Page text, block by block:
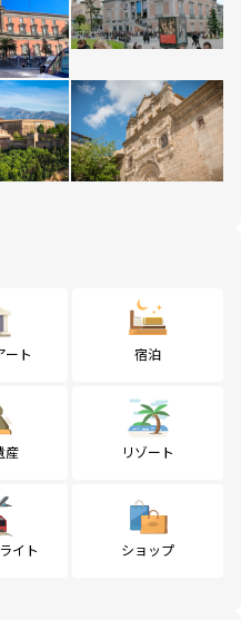
ート 宿泊
産 リゾート
イト ショップ